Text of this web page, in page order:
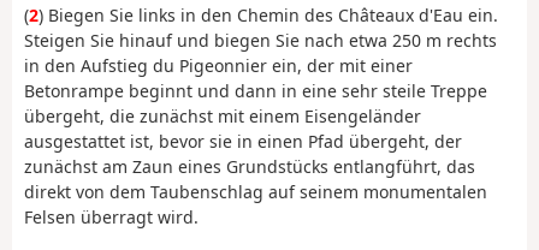
(2) Biegen Sie links in den Chemin des Châteaux d'Eau ein.
Steigen Sie hinauf und biegen Sie nach etwa 250 m rechts
in den Aufstieg du Pigeonnier ein, der mit einer
Betonrampe beginnt und dann in eine sehr steile Treppe
übergeht, die zunächst mit einem Eisengeländer
ausgestattet ist, bevor sie in einen Pfad übergeht, der
zunächst am Zaun eines Grundstücks entlangführt, das
direkt von dem Taubenschlag auf seinem monumentalen
Felsen überragt wird.